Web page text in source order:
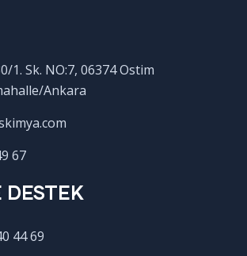
1. Sk. NO:7, 06374 Ostim
Ankara
67
DESTEK
44 69